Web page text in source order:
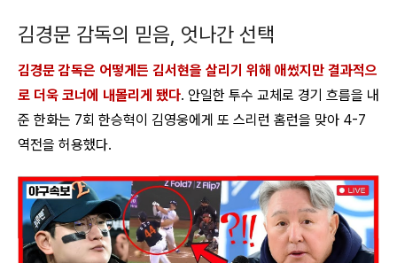
김경문 감독의 믿음, 엇나간 선택
김경문 감독은 어떻게든 김서현을 살리기 위해 애썼지만 결과적으
로 더욱 코너에 내몰리게 됐다. 안일한 투수 교체로 경기 흐름을 내
준 한화는 7회 한승혁이 김영웅에게 또 스리런 홈런을 맞아 4-7
역전을 허용했다.